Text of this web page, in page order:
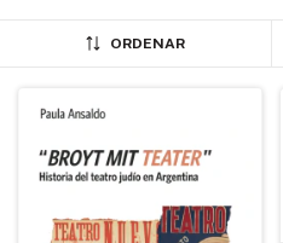
ORDENAR